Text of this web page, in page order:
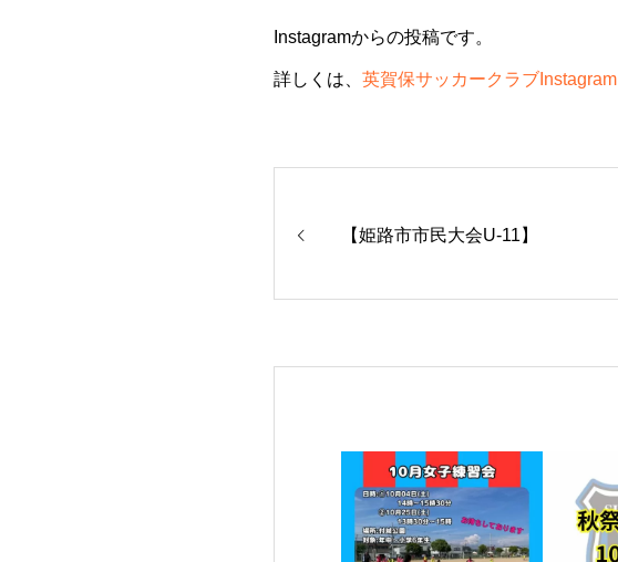
Instagramからの投稿です。
詳しくは、 英賀保サッカークラブInstagram
【姫路市市民大会U-11】